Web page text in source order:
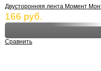
Двусторонняя лента Момент
166 руб.
Сравнить